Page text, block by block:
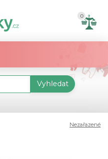
0
Vyhledat
Nezařazené